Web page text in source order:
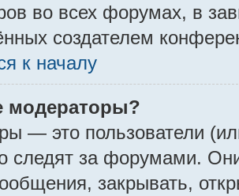
во всех форумах, в
создателем
к началу
модераторы?
— это пользователи
следят за форумами.
закрывать,